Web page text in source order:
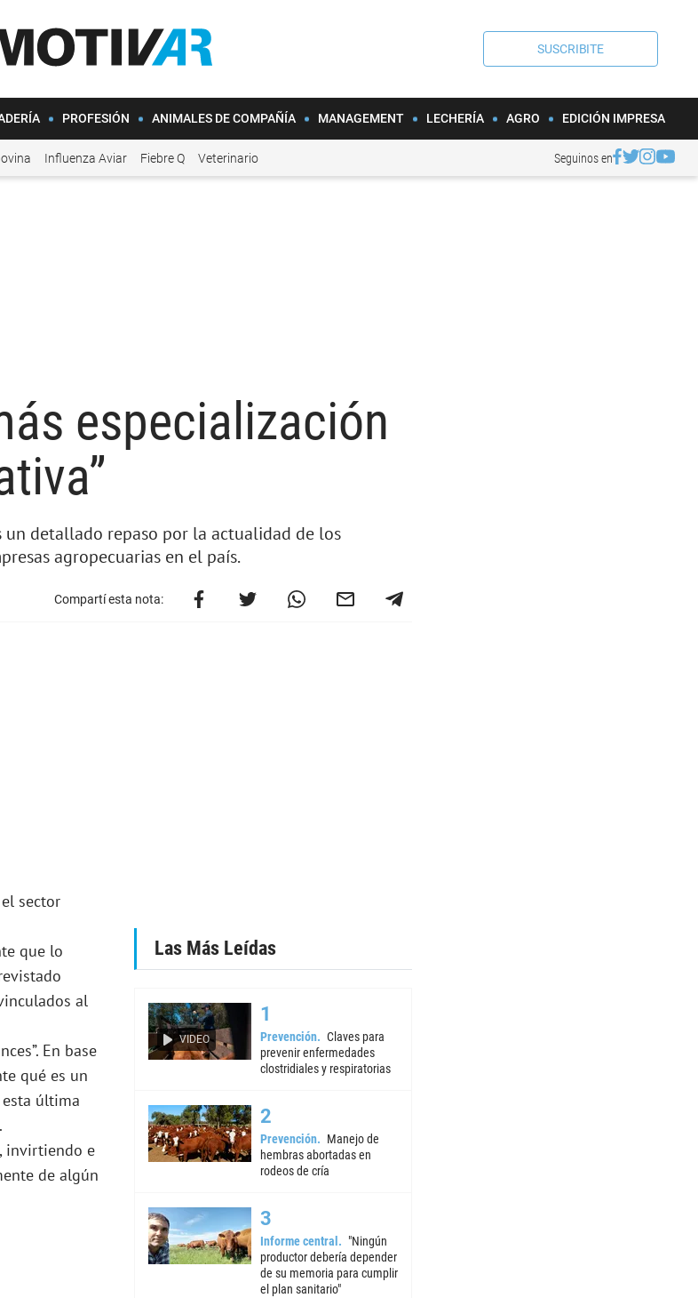
SUSCRIBITE
PROFESIÓN ANIMALES DE COMPAÑÍA MANAGEMENT LECHERÍA AGRO EDICIÓN IMPRESA
Influenza Aviar Fiebre Q Veterinario Seguinos en
especialización
detallado repaso por la actualidad de los
agropecuarias en el país.
Compartí esta nota:
sector
que lo
al
En base
qué es un
última
invirtiendo e
de algún
Las Más Leídas
VIDEO Prevención
Claves para
prevenir enfermedades
clostridiales y respiratorias
Prevención
Manejo de
hembras abortadas en
rodeos de cría
Informe central
"Ningún
productor debería depender
de su memoria para cumplir
el plan sanitario"